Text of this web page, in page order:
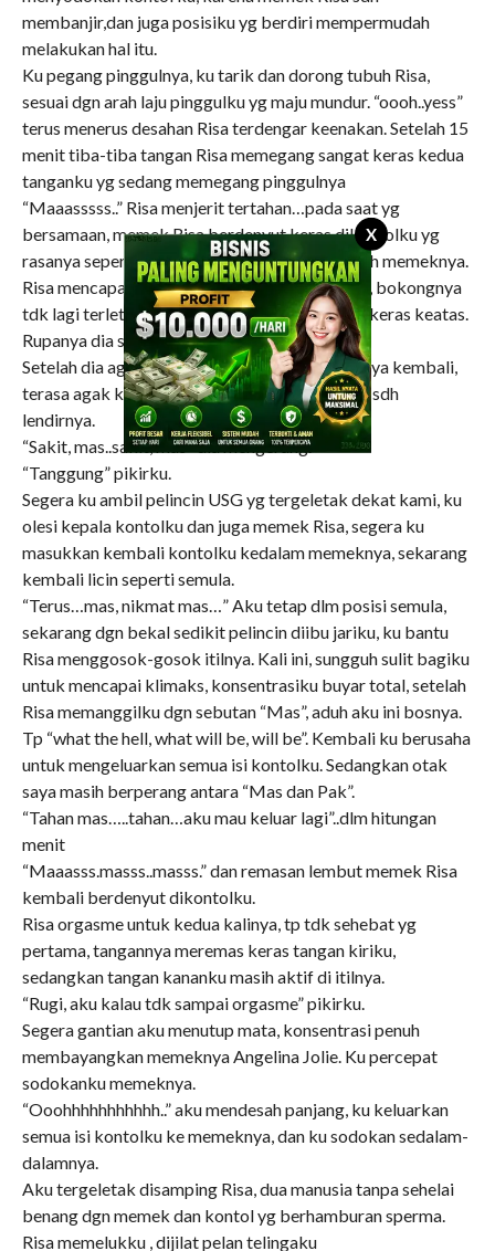
X
membanjir,dan juga posisiku yg berdiri mempermudah
melakukan hal itu.
Ku pegang pinggulnya, ku tarik dan dorong tubuh Risa,
sesuai dgn arah laju pinggulku yg maju mundur. “oooh..yess”
terus menerus desahan Risa terdengar keenakan. Setelah 15
menit tiba-tiba tangan Risa memegang sangat keras kedua
tanganku yg sedang memegang pinggulnya
“Maaasssss..” Risa menjerit tertahan…pada saat yg
bersamaan, memek Risa berdenyut keras dikontolku yg
rasanya seperti diremas-remas dgn lembut oleh memeknya.
Risa mencapai klimaksnya dgn orgasme hebat, bokongnya
tdk lagi terletak dimeja tenis tp sdh terangkat keras keatas.
Rupanya dia sangat menikmati orgasmenya.
Setelah dia agak tenang, aku mulai memompanya kembali,
terasa agak kering sekarang memeknya, habis sdh
lendirnya.
“Sakit, mas..sakit, mas” dia mengerang.
“Tanggung” pikirku.
Segera ku ambil pelincin USG yg tergeletak dekat kami, ku
olesi kepala kontolku dan juga memek Risa, segera ku
masukkan kembali kontolku kedalam memeknya, sekarang
kembali licin seperti semula.
“Terus…mas, nikmat mas…” Aku tetap dlm posisi semula,
sekarang dgn bekal sedikit pelincin diibu jariku, ku bantu
Risa menggosok-gosok itilnya. Kali ini, sungguh sulit bagiku
untuk mencapai klimaks, konsentrasiku buyar total, setelah
Risa memanggilku dgn sebutan “Mas”, aduh aku ini bosnya.
Tp “what the hell, what will be, will be”. Kembali ku berusaha
untuk mengeluarkan semua isi kontolku. Sedangkan otak
saya masih berperang antara “Mas dan Pak”.
“Tahan mas…..tahan…aku mau keluar lagi”..dlm hitungan
menit
“Maaasss.masss..masss.” dan remasan lembut memek Risa
kembali berdenyut dikontolku.
Risa orgasme untuk kedua kalinya, tp tdk sehebat yg
pertama, tangannya meremas keras tangan kiriku,
sedangkan tangan kananku masih aktif di itilnya.
“Rugi, aku kalau tdk sampai orgasme” pikirku.
Segera gantian aku menutup mata, konsentrasi penuh
membayangkan memeknya Angelina Jolie. Ku percepat
sodokanku memeknya.
“Ooohhhhhhhhhhh..” aku mendesah panjang, ku keluarkan
semua isi kontolku ke memeknya, dan ku sodokan sedalam-
dalamnya.
Aku tergeletak disamping Risa, dua manusia tanpa sehelai
benang dgn memek dan kontol yg berhamburan sperma.
Risa memelukku , dijilat pelan telingaku